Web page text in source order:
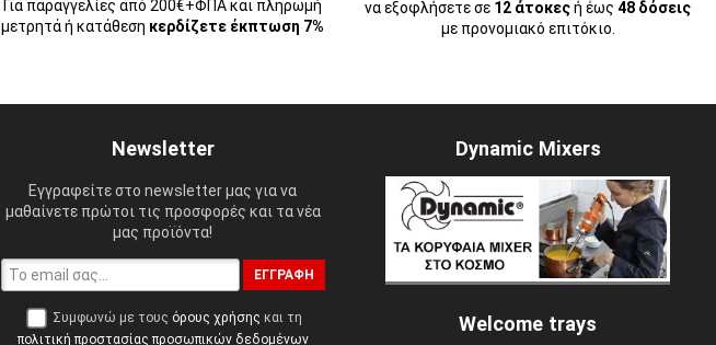
Για παραγγελίες από 200€+ΦΠΑ και πληρωμή
μετρητά ή κατάθεση κερδίζετε έκπτωση 7%
να εξοφλήσετε σε 12 άτοκεςή έως48 δόσεις
με προνομιακό επιτόκιο.
Newsletter
Εγγραφείτε στο newsletter μας για να
μαθαίνετε πρώτοι τις προσφορές και τα νέα
μας προϊόντα!
ΕΓΓΡΑΦΉ
Συμφωνώ με τους όρους χρήσης και τη
πολιτική προστασίας προσωπικών δεδομένων
Dynamic Mixers
Welcome trays